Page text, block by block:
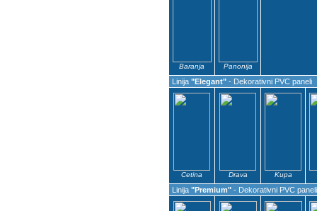
Baranja Panonija
Linija "Elegant" - Dekorativni PVC paneli
Cetina Drava Kupa
Linija "Premium" - Dekorativni PVC paneli